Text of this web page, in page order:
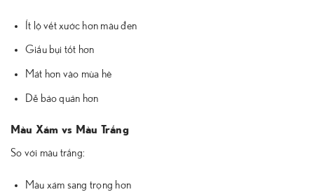
Ít lộ vết xước hơn màu đen
Giấu bụi tốt hơn
Mát hơn vào mùa hè
Dễ bảo quản hơn
Màu Xám vs Màu Trắng
So với màu trắng:
Màu xám sang trọng hơn